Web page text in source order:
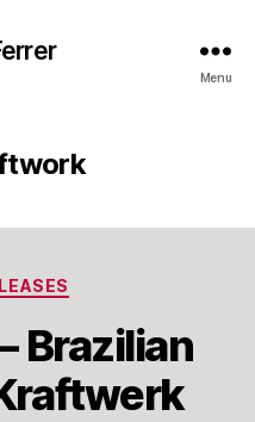
Menu
Brazilian